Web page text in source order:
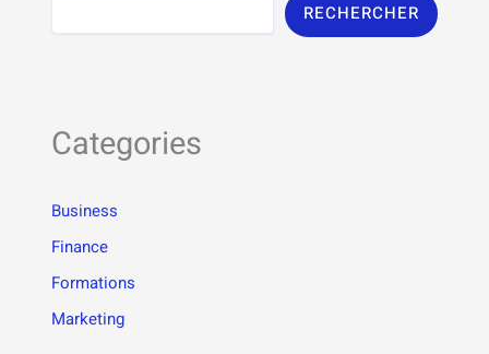
RECHERCHER
Categories
Business
Finance
Formations
Marketing